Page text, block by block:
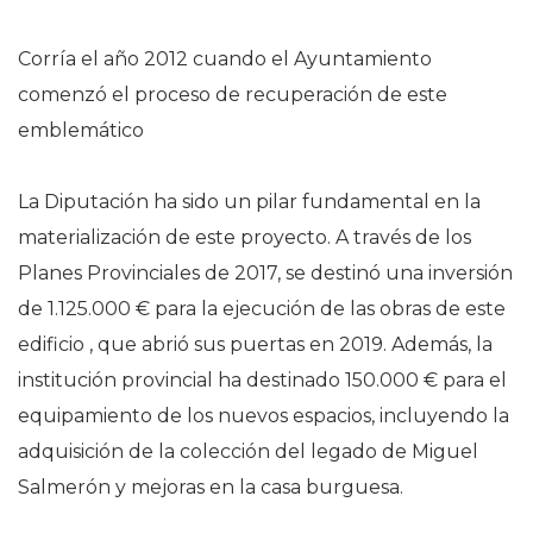
Corría el año 2012 cuando el Ayuntamiento
comenzó el proceso de recuperación de este
emblemático
La Diputación ha sido un pilar fundamental en la
materialización de este proyecto. A través de los
Planes Provinciales de 2017, se destinó una inversión
de 1.125.000 € para la ejecución de las obras de este
edificio , que abrió sus puertas en 2019. Además, la
institución provincial ha destinado 150.000 € para el
equipamiento de los nuevos espacios, incluyendo la
adquisición de la colección del legado de Miguel
Salmerón y mejoras en la casa burguesa.